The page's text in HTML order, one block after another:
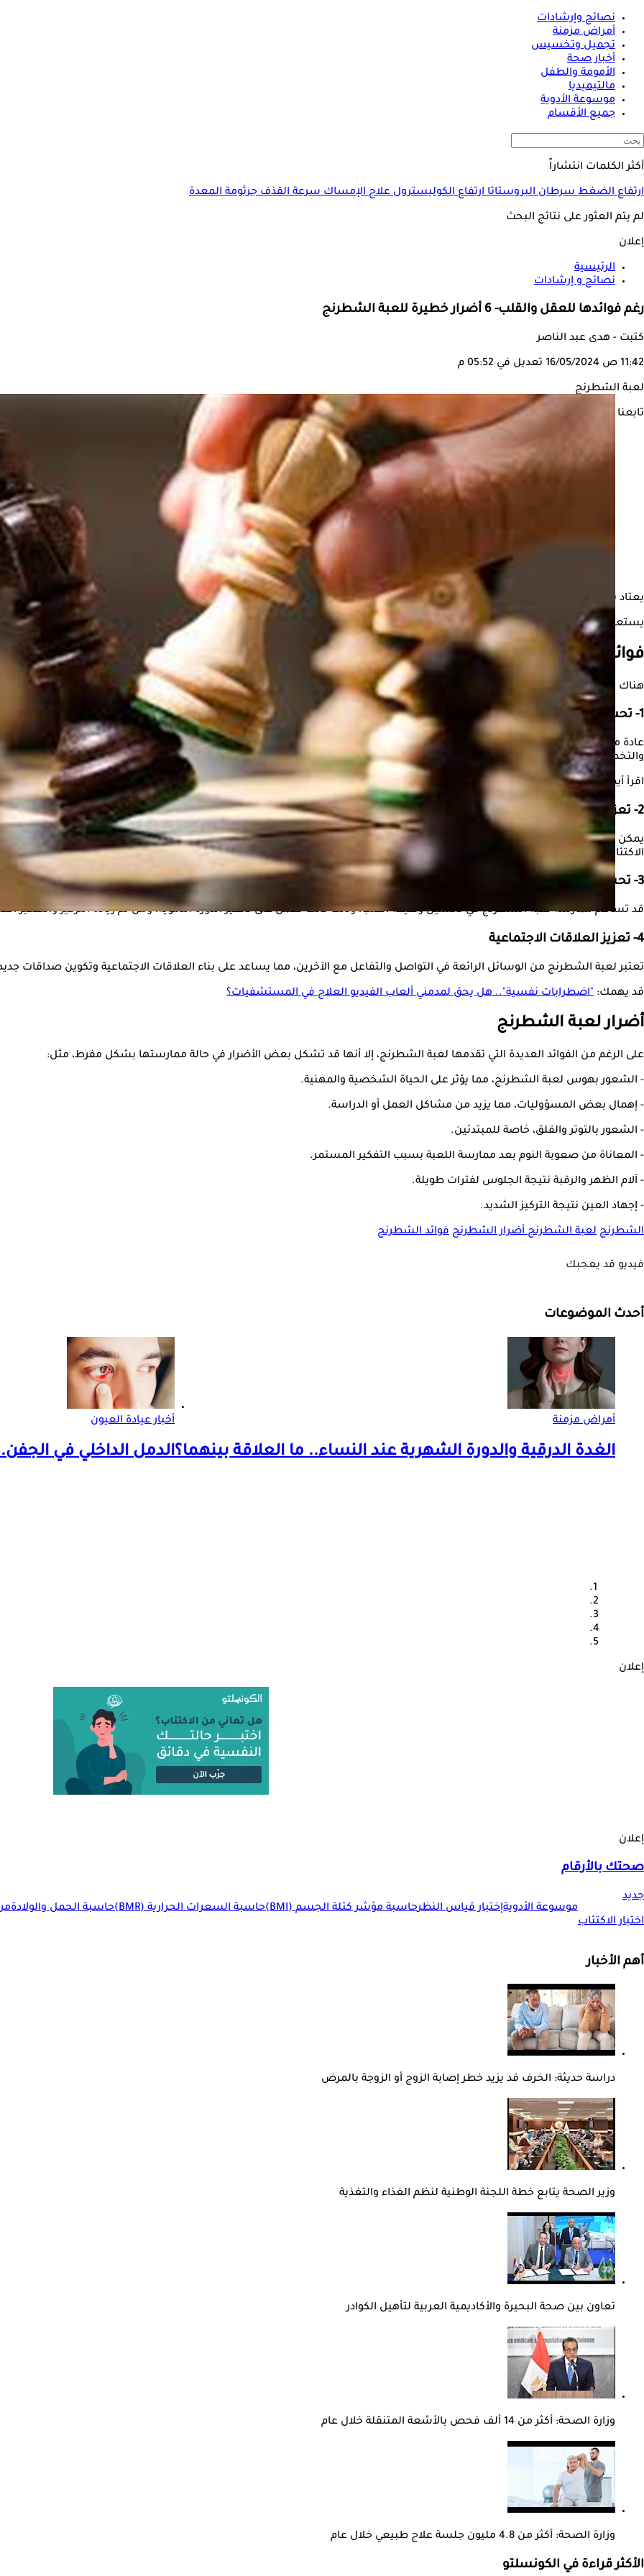
نصائح وإرشادات
أمراض مزمنة
تجميل وتخسيس
أخبار صحة
الأمومة والطفل
مالتيميديا
موسوعة الأدوية
جميع الأقسام
أكثر الكلمات انتشاراً
ارتفاع الضغطسرطان البروستاتاارتفاع الكوليسترولعلاج الإمساكسرعة القذفجرثومة المعدة
لم يتم العثور على نتائج البحث
إعلان
الرئيسية
نصائح و إرشادات
رغم فوائدها للعقل والقلب- 6 أضرار خطيرة للعبة الشطرنج
كتبت - هدى عبد الناصر
11:42 ص 16/05/2024 تعديل في 05:52 م
لعبة الشطرنج
تابعنا على
يعتاد بعض الأشخاص على ممارسة لعبة الشطرنجباعتبارها أحد الوسائل التي تساعد على دعم صحة الدماغ بشكل كبير، ولكنها قد
يستعرض "الكونسلتو" في التقرير التالي، أهم فوائدلعبة الشطرنجلصحة الجسم، وفقًا لما ذكره موقع "Health line".
فوائد لعبة الشطرنج للجسم
هناك العديد من الفوائد الصحية التي يمكن الحصول عليها من ممارسة لعبة الشطرنج، ومن بينها:
1- تحسين وظائف الدماغ
عادة ما تساهم لعبة الشطرنج في تحسين وظائف الدماغ، وذلك من خلال تعزيز الذاكرة، حيث تحفز هذه اللعبة تكوين وصلات عصبية جديدة
والتخطيط.
اقرأ أيضًا: "الصحة العالمية" تحذر من ألعاب الفيديو: تصيب الأطفال بالإدمان
2- تعزيز الصحة العقلية
يمكن أن تساعد لعبة الشطرنج في تعزيز الصحة العقلية، وذلك عن طريق تقليل التوتر والقلق وكذلك إفراز بعض الهرمونات التي تساعد
الاكتئاب المزعجة.
3- تحسين وظيفة القلب
قد تساهم ممارسة لعبة الشطرنج في تحسين وظيفة القلب، وذلك لأنها تعمل على تحفيز الدورة الدموية، ومن ثم زيادة التركيز والتفكير
4- تعزيز العلاقات الاجتماعية
تعتبر لعبة الشطرنج من الوسائل الرائعة في التواصل والتفاعل مع الآخرين، مما يساعد على بناء العلاقات الاجتماعية وتكوين صداقات
قد يهمك: "اضطرابات نفسية".. هل يحق لمدمني ألعاب الفيديو العلاج في المستشفيات؟
أضرار لعبة الشطرنج
على الرغم من الفوائد العديدة التي تقدمها لعبة الشطرنج، إلا أنها قد تشكل بعض الأضرار في حالة ممارستها بشكل مفرط، مثل:
- الشعور بهوس لعبة الشطرنج، مما يؤثر على الحياة الشخصية والمهنية.
- إهمال بعض المسؤوليات، مما يزيد من مشاكل العمل أو الدراسة.
- الشعور بالتوتر والقلق، خاصة للمبتدئين.
- المعاناة من صعوبة النوم بعد ممارسة اللعبة بسبب التفكير المستمر.
- آلام الظهر والرقبة نتيجة الجلوس لفترات طويلة.
- إجهاد العين نتيجة التركيز الشديد.
الشطرنج لعبة الشطرنجأضرار الشطرنج فوائد الشطرنج
فيديو قد يعجبك
أحدث الموضوعات
أمراض مزمنة
الغدة الدرقية والدورة الشهرية عند النساء.. ما العلاقة بينهما؟
أخبار عيادة العيون
الدمل الداخلي في
إعلان
إعلان
صحتك بالأرقام
جديد
اختبار الاكتئاب
موسوعة الأدويةإختبار قياس النظرحاسبة مؤشر كتلة الجسم (BMI) حاسبة السعرات الحرارية (BMR) حاسبة الحمل والولادة
أهم الأخبار
دراسة حديثة: الخرف قد يزيد خطر إصابة الزوج أو الزوجة بالمرض
وزير الصحة يتابع خطة اللجنة الوطنية لنظم الغذاء والتغذية
تعاون بين صحة البحيرة والأكاديمية العربية لتأهيل الكوادر
وزارة الصحة: أكثر من 14 ألف فحص بالأشعة المتنقلة خلال عام
وزارة الصحة: أكثر من 4.8 مليون جلسة علاج طبيعي خلال عام
الأكثر قراءة في الكونسلتو